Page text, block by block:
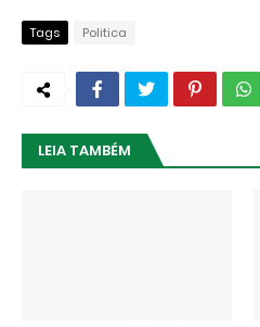
Tags Politica
LEIA TAMBÉM